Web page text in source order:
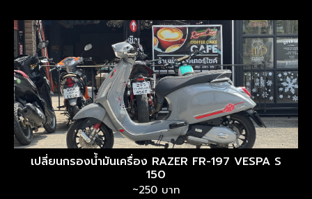
เปลี่ยนกรองน้ำมันเครื่อง RAZER FR-197 VESPA S
150
~250 บาท